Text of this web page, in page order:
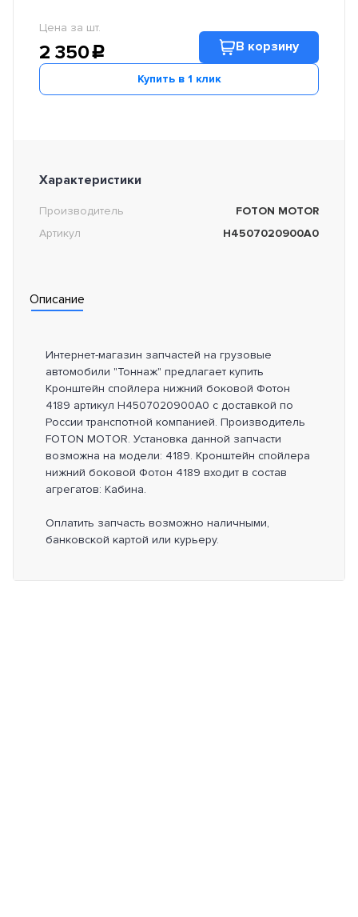
Цена за шт.
2 350c В корзину
Купить в 1 клик
Характеристики
Производитель
FOTON MOTOR
Артикул
H4507020900A0
Описание
Интернет-магазин запчастей на грузовые
автомобили "Тоннаж" предлагает купить
Кронштейн спойлера нижний боковой Фотон
4189 артикул H4507020900A0 с доставкой по
России транспотной компанией. Производитель
FOTON MOTOR. Установка данной запчасти
возможна на модели: 4189. Кронштейн спойлера
нижний боковой Фотон 4189 входит в состав
агрегатов: Кабина.
Оплатить запчасть возможно наличными,
банковской картой или курьеру.